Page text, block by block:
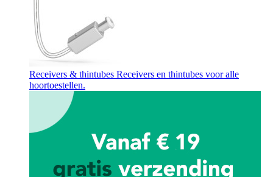
Receivers & thintubes Receivers en thintubes voor alle
hoortoestellen.